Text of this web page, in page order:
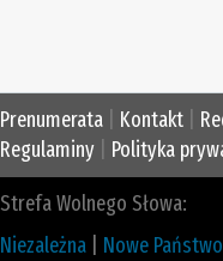
Prenumerata Kontakt
Regulaminy
Polityka
Strefa Wolnego Słowa:
Niezależna
Nowe Państwo